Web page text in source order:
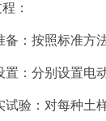
：
按照标准方法
分别设置电动
：对每种土样